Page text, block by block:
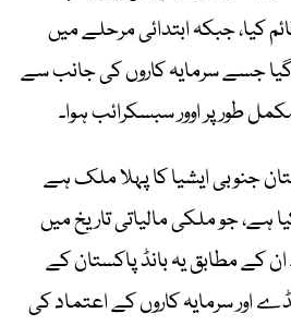
کیا، جبکہ ابتدائی مرحلے میں
کیا گیا جسے سرمایہ کاروں کی جانب سے
طور پر اوور سبسکرائب ہوا۔
جنوبی ایشیا کا پہلا ملک ہے
ہے، جو ملکی مالیاتی تاریخ میں
کے مطابق یہ بانڈ پاکستان کے
اور سرمایہ کاروں کے اعتماد کی